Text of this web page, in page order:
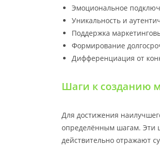
Эмоциональное
Уникальность и
Поддержка
Формирование
Дифференциация от
Шаги к созданию
Для достижения
определённым шагам. Эти
действительно отражают